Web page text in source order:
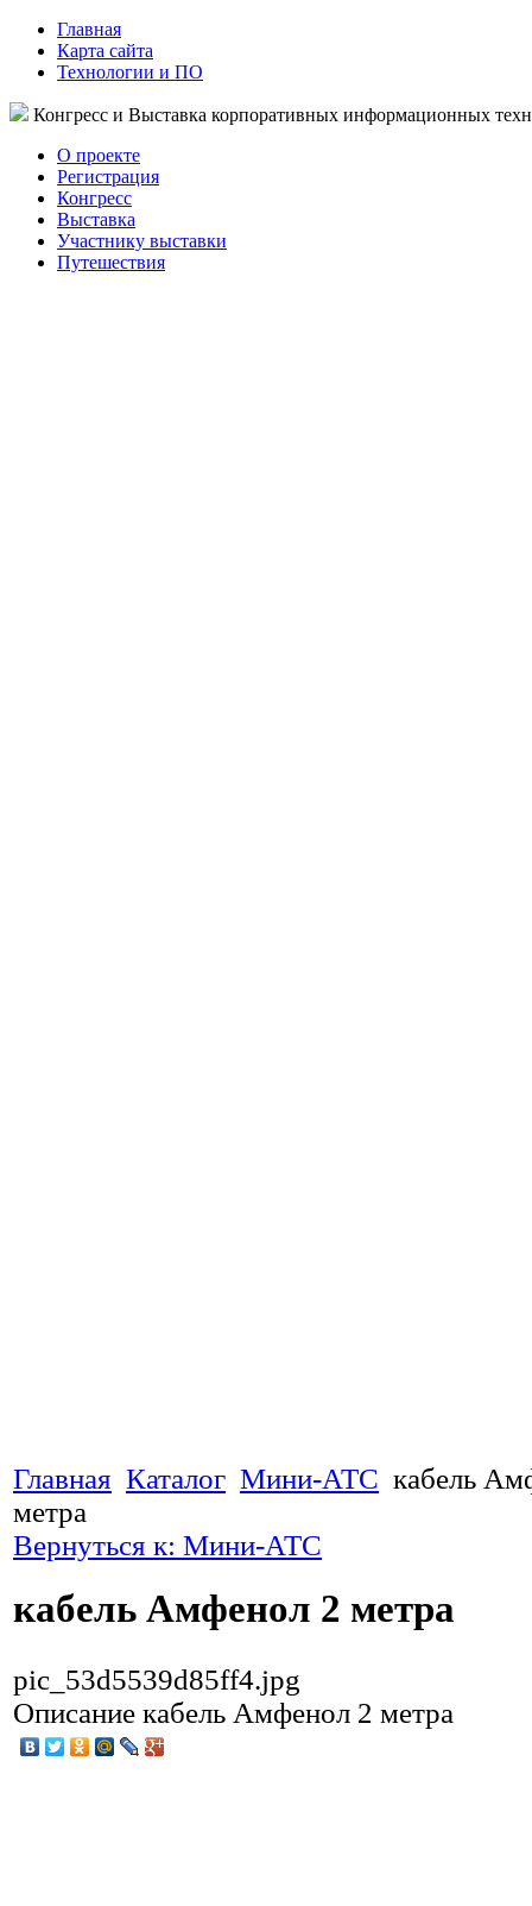
Главная
Карта сайта
Технологии и ПО
Конгресс и Выставка корпоративных информационных
О проекте
Регистрация
Конгресс
Выставка
Участнику выставки
Путешествия
Главная Каталог Мини-АТС кабель
метра
Вернуться к: Мини-АТС
кабель Амфенол 2 метра
pic_53d5539d85ff4.jpg
Описание кабель Амфенол 2 метра